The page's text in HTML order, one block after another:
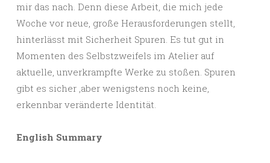
mir das nach. Denn diese Arbeit, die mich jede
Woche vor neue, große Herausforderungen stellt,
hinterlässt mit Sicherheit Spuren. Es tut gut in
Momenten des Selbstzweifels im Atelier auf
aktuelle, unverkrampfte Werke zu stoßen. Spuren
gibt es sicher ,aber wenigstens noch keine,
erkennbar veränderte Identität.
English Summary